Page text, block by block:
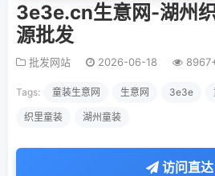
3e3e.cn生意网-湖州
源批发
批发网站 2026-06-18
Tags: 童装生意网 生意网 3e3e
织里童装 湖州童装
访问直达